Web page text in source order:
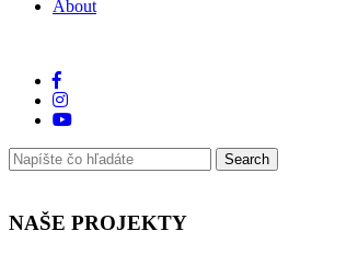
About
NAŠE PROJEKTY